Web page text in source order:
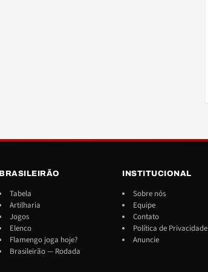
BRASILEIRÃO
Tabela
Artilharia
Jogos
Elenco
Flamengo joga hoje?
Brasileirão — Rodada
INSTITUCIONAL
Sobre nós
Equipe
Contato
Política de Privacidade
Anuncie